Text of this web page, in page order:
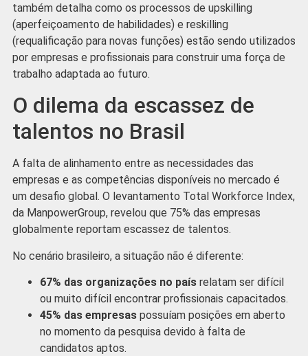
também detalha como os processos de upskilling
(aperfeiçoamento de habilidades) e reskilling
(requalificação para novas funções) estão sendo utilizados
por empresas e profissionais para construir uma força de
trabalho adaptada ao futuro.
O dilema da escassez de
talentos no Brasil
A falta de alinhamento entre as necessidades das
empresas e as competências disponíveis no mercado é
um desafio global. O levantamento Total Workforce Index,
da ManpowerGroup, revelou que 75% das empresas
globalmente reportam escassez de talentos.
No cenário brasileiro, a situação não é diferente:
67% das organizações no paísrelatam ser difícil
ou muito difícil encontrar profissionais capacitados.
45% das empresaspossuíam posições em aberto
no momento da pesquisa devido à falta de
candidatos aptos.